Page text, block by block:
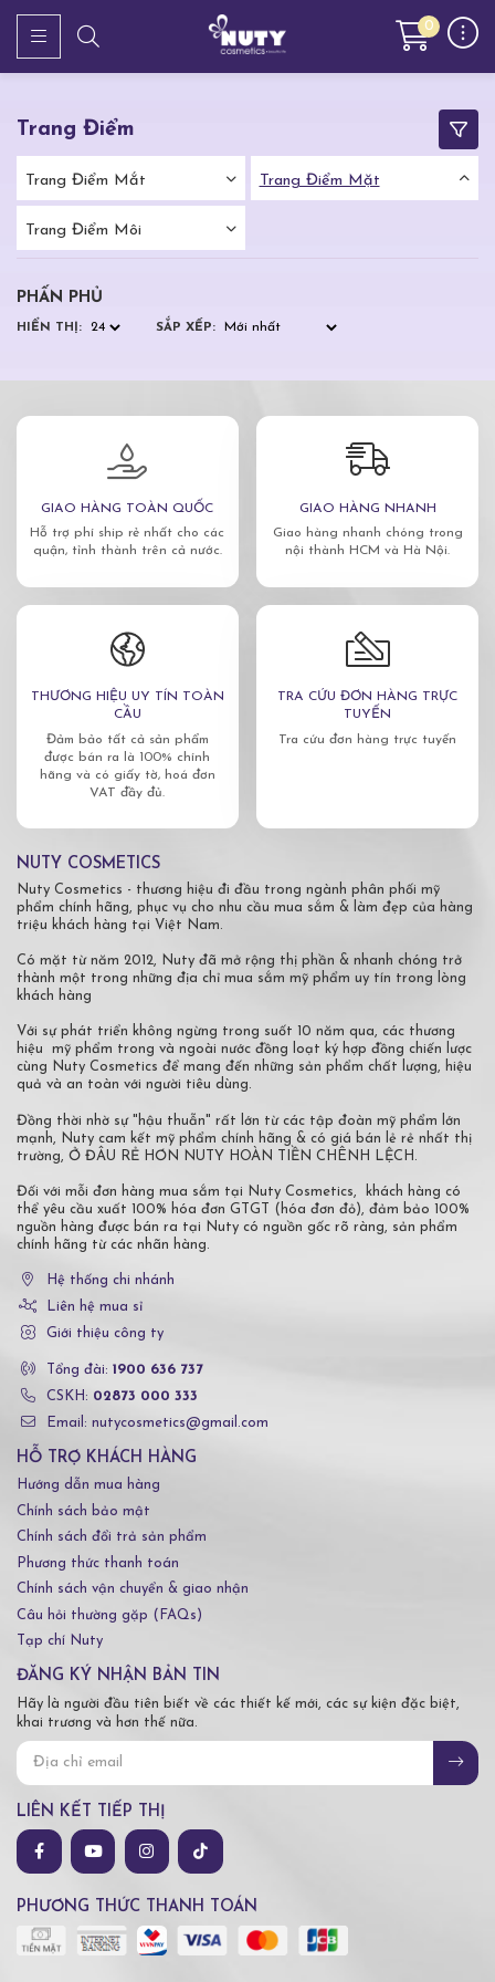
0
Trang Điểm
Trang Điểm Mắt Trang Điểm Mặt
Trang Điểm Môi
PHẤN PHỦ
HIỂN THỊ: SẮP XẾP:
GIAO HÀNG TOÀN QUỐC
Hỗ trợ phí ship rẻ nhất cho các
quận, tỉnh thành trên cả nước.
GIAO HÀNG NHANH
Giao hàng nhanh chóng trong
nội thành HCM và Hà Nội.
THƯƠNG HIỆU UY TÍN TOÀN
CẦU
Đảm bảo tất cả sản phẩm
được bán ra là 100% chính
hãng và có giấy tờ, hoá đơn
VAT đầy đủ.
TRA CỨU ĐƠN HÀNG TRỰC
TUYẾN
Tra cứu đơn hàng trực tuyến
NUTY COSMETICS
Nuty Cosmetics - thương hiệu đi đầu trong ngành phân phối mỹ
phẩm chính hãng, phục vụ cho nhu cầu mua sắm & làm đẹp của hàng
triệu khách hàng tại Việt Nam.
Có mặt từ năm 2012, Nuty đã mở rộng thị phần & nhanh chóng trở
thành một trong những địa chỉ mua sắm mỹ phẩm uy tín trong lòng
khách hàng
Với sự phát triển không ngừng trong suốt 10 năm qua, các thương
hiệu mỹ phẩm trong và ngoài nước đồng loạt ký hợp đồng chiến lược
cùng Nuty Cosmetics để mang đến những sản phẩm chất lượng, hiệu
quả và an toàn với người tiêu dùng.
Đồng thời nhờ sự "hậu thuẫn" rất lớn từ các tập đoàn mỹ phẩm lớn
mạnh, Nuty cam kết mỹ phẩm chính hãng & có giá bán lẻ rẻ nhất thị
trường, Ở ĐÂU RẺ HƠN NUTY HOÀN TIỀN CHÊNH LỆCH.
Đối với mỗi đơn hàng mua sắm tại Nuty Cosmetics, khách hàng có
thể yêu cầu xuất 100% hóa đơn GTGT (hóa đơn đỏ), đảm bảo 100%
nguồn hàng được bán ra tại Nuty có nguồn gốc rõ ràng, sản phẩm
chính hãng từ các nhãn hàng.
Hệ thống chi nhánh
Liên hệ mua sỉ
Giới thiệu công ty
Tổng đài: 1900 636 737
CSKH: 02873 000 333
Email: nutycosmetics@gmail.com
HỖ TRỢ KHÁCH HÀNG
Hướng dẫn mua hàng
Chính sách bảo mật
Chính sách đổi trả sản phẩm
Phương thức thanh toán
Chính sách vận chuyển & giao nhận
Câu hỏi thường gặp (FAQs)
Tạp chí Nuty
ĐĂNG KÝ NHẬN BẢN TIN
Hãy là người đầu tiên biết về các thiết kế mới, các sự kiện đặc biệt,
khai trương và hơn thế nữa.
LIÊN KẾT TIẾP THỊ
PHƯƠNG THỨC THANH TOÁN